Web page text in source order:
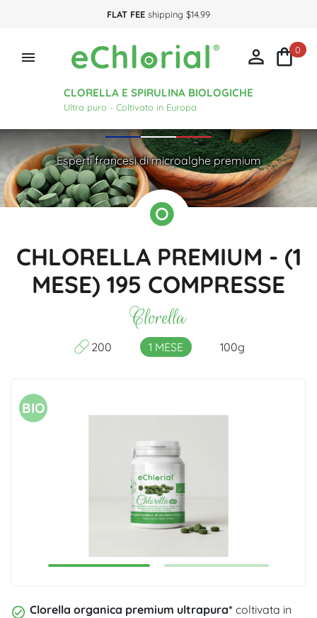
FLAT FEE shipping $14.99

CLORELLA E SPIRULINA BIOLOGICHE
Ultra puro - Coltivato in Europa
 0
Esperti francesi di microalghe premium
CHLORELLA PREMIUM - (1
MESE) 195 COMPRESSE
Clorella
200 1 MESE 100g
BIO
Clorella organica premium ultrapura* coltivata in